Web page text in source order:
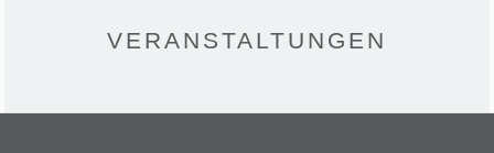
VERANSTALTUNGEN